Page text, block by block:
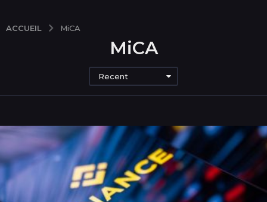
ACCUEIL MiCA
MiCA
Recent